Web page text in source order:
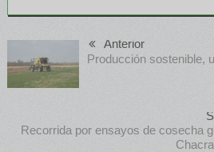
Anterior
Producción sostenible,
Recorrida por ensayos de cosecha